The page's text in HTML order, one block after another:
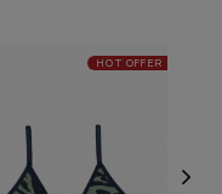
HOT OFFER